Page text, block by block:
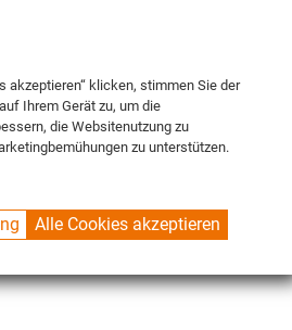
ACCESORIES
akzeptieren“ klicken, stimmen Sie der
Ihrem Gerät zu, um die
die Websitenutzung zu
zu unterstützen.
Alle Cookies akzeptieren